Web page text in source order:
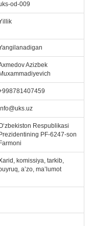
od-009
Azizbek
Muxammadiyevich
Respublikasi
Prezidentining PF-6247-son
Farmoni
komissiya, tarkib,
a’zo, ma’lumot